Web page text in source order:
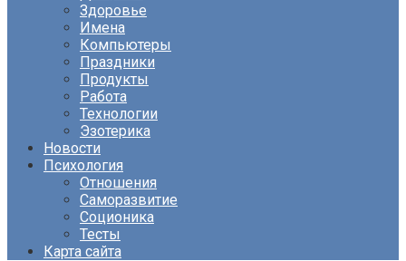
Здоровье
Имена
Компьютеры
Праздники
Продукты
Работа
Технологии
Эзотерика
Новости
Психология
Отношения
Саморазвитие
Соционика
Тесты
Карта сайта